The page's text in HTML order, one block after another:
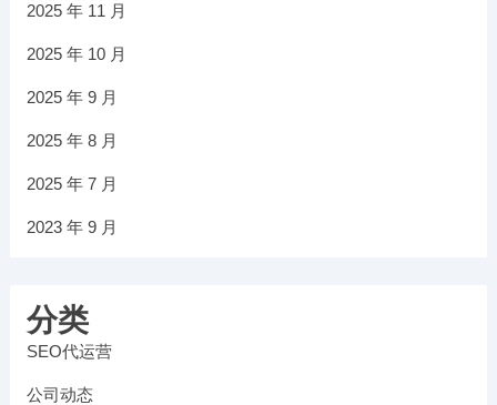
2025 年 11 月
2025 年 10 月
2025 年 9 月
2025 年 8 月
2025 年 7 月
2023 年 9 月
分类
SEO代运营
公司动态